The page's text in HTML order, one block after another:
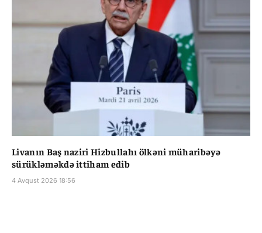
Livanın Baş naziri Hizbullahı ölkəni müharibəyə
sürükləməkdə ittiham edib
4 Avqust 2026 18:56